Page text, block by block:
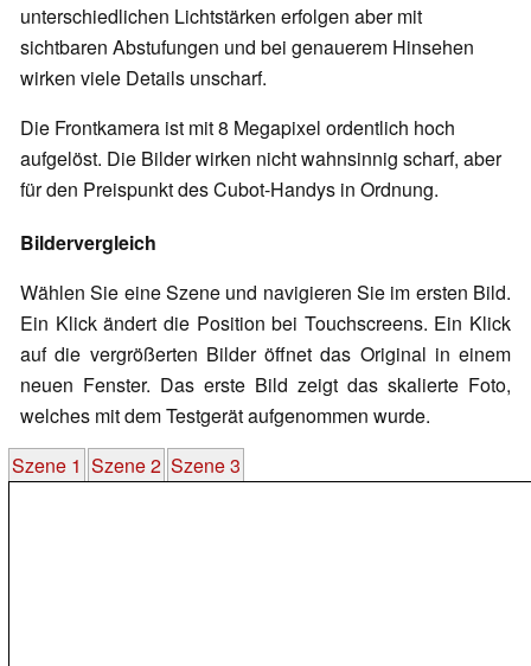
unterschiedlichen Lichtstärken erfolgen aber mit
sichtbaren Abstufungen und bei genauerem Hinsehen
wirken viele Details unscharf.
Die Frontkamera ist mit 8 Megapixel ordentlich hoch
aufgelöst. Die Bilder wirken nicht wahnsinnig scharf, aber
für den Preispunkt des Cubot-Handys in Ordnung.
Bildervergleich
Wählen Sie eine Szene und navigieren Sie im ersten Bild.
Ein Klick ändert die Position bei Touchscreens. Ein Klick
auf die vergrößerten Bilder öffnet das Original in einem
neuen Fenster. Das erste Bild zeigt das skalierte Foto,
welches mit dem Testgerät aufgenommen wurde.
Szene 1 Szene 2 Szene 3